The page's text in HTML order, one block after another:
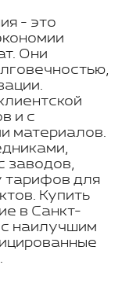
- это
Они
и с
материалов.
заводов,
тарифов для
Купить
в Санкт-
с наилучшим